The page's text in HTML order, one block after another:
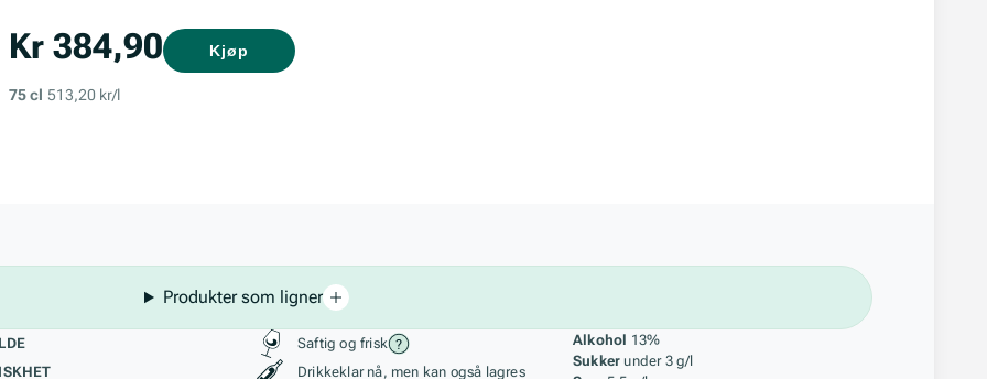
Kr 384,90
75 cl 513,20 kr/l
Kjøp
Produkter som ligner
Stil, lagring og råstoff
Saftig og frisk
Drikkeklar nå, men kan også lagres
Alkohol 13%
Sukker under 3 g/l